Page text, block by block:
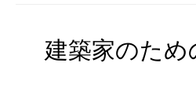
建築家のため